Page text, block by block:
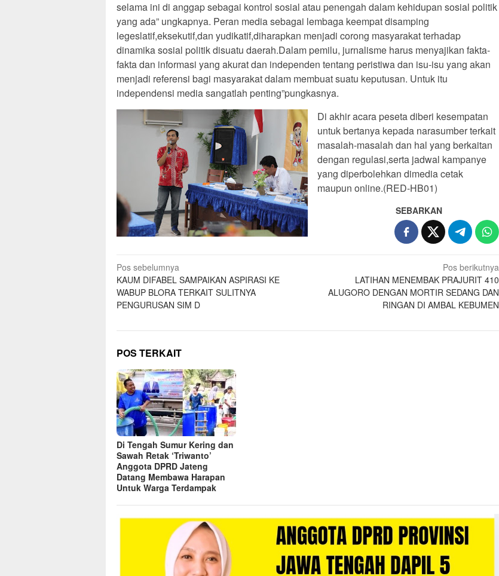
selama ini di anggap sebagai kontrol sosial atau penengah dalam kehidupan sosial politik
yang ada” ungkapnya. Peran media sebagai lembaga keempat disamping
legeslatif,eksekutif,dan yudikatif,diharapkan menjadi corong masyarakat terhadap
dinamika sosial politik disuatu daerah.Dalam pemilu, jurnalisme harus menyajikan fakta-
fakta dan informasi yang akurat dan independen tentang peristiwa dan isu-isu yang akan
menjadi referensi bagi masyarakat dalam membuat suatu keputusan. Untuk itu
independensi media sangatlah penting”pungkasnya.
Di akhir acara peseta diberi kesempatan
untuk bertanya kepada narasumber terkait
masalah-masalah dan hal yang berkaitan
dengan regulasi,serta jadwal kampanye
yang diperbolehkan dimedia cetak
maupun online.(RED-HB01)
SEBARKAN
Navigasi
pos
Pos sebelumnya
KAUM DIFABEL SAMPAIKAN ASPIRASI KE
WABUP BLORA TERKAIT SULITNYA
PENGURUSAN SIM D
Pos berikutnya
LATIHAN MENEMBAK PRAJURIT 410
ALUGORO DENGAN MORTIR SEDANG DAN
RINGAN DI AMBAL KEBUMEN
POS TERKAIT
Di Tengah Sumur Kering dan
Sawah Retak ‘Triwanto’
Anggota DPRD Jateng
Datang Membawa Harapan
Untuk Warga Terdampak